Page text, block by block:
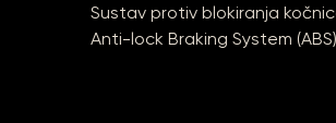
Sustav protiv blokiranja
Anti-lock Braking System (ABS)